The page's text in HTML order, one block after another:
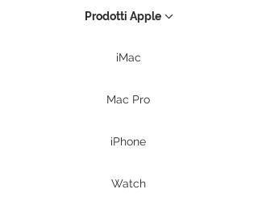
Prodotti Apple
iMac
Mac Pro
iPhone
Watch